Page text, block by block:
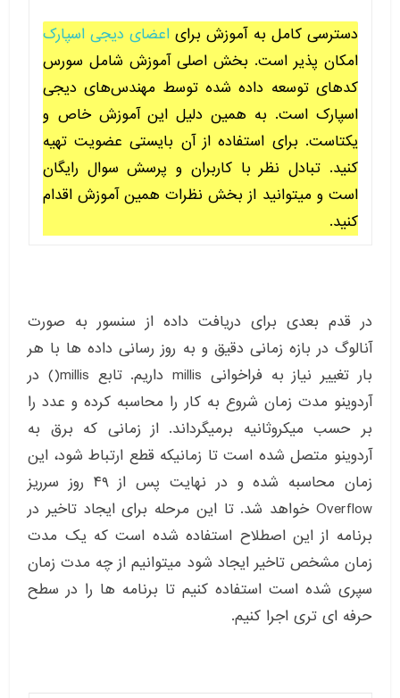
دسترسی کامل به آموزش برای اعضای دیجی اسپارک
امکان پذیر است. بخش اصلی آموزش شامل سورس
کدهای توسعه داده شده توسط مهندس‌های دیجی
اسپارک است. به همین دلیل این آموزش خاص و
یکتاست. برای استفاده از آن بایستی عضویت تهیه
کنید. تبادل نظر با کاربران و پرسش سوال رایگان
است و میتوانید از بخش نظرات همین آموزش اقدام
کنید.
در قدم بعدی برای دریافت داده از سنسور به صورت
آنالوگ در بازه زمانی دقیق و به روز رسانی داده ها با هر
بار تغییر نیاز به فراخوانی millis داریم. تابع millis() در
آردوینو مدت زمان شروع به کار را محاسبه کرده و عدد را
بر حسب میکروثانیه برمیگرداند. از زمانی که برق به
آردوینو متصل شده است تا زمانیکه قطع ارتباط شود، این
زمان محاسبه شده و در نهایت پس از ۴۹ روز سرریز
Overflow خواهد شد. تا این مرحله برای ایجاد تاخیر در
برنامه از این اصطلاح استفاده شده است که یک مدت
زمان مشخص تاخیر ایجاد شود میتوانیم از چه مدت زمان
سپری شده است استفاده کنیم تا برنامه ها را در سطح
حرفه ای تری اجرا کنیم.